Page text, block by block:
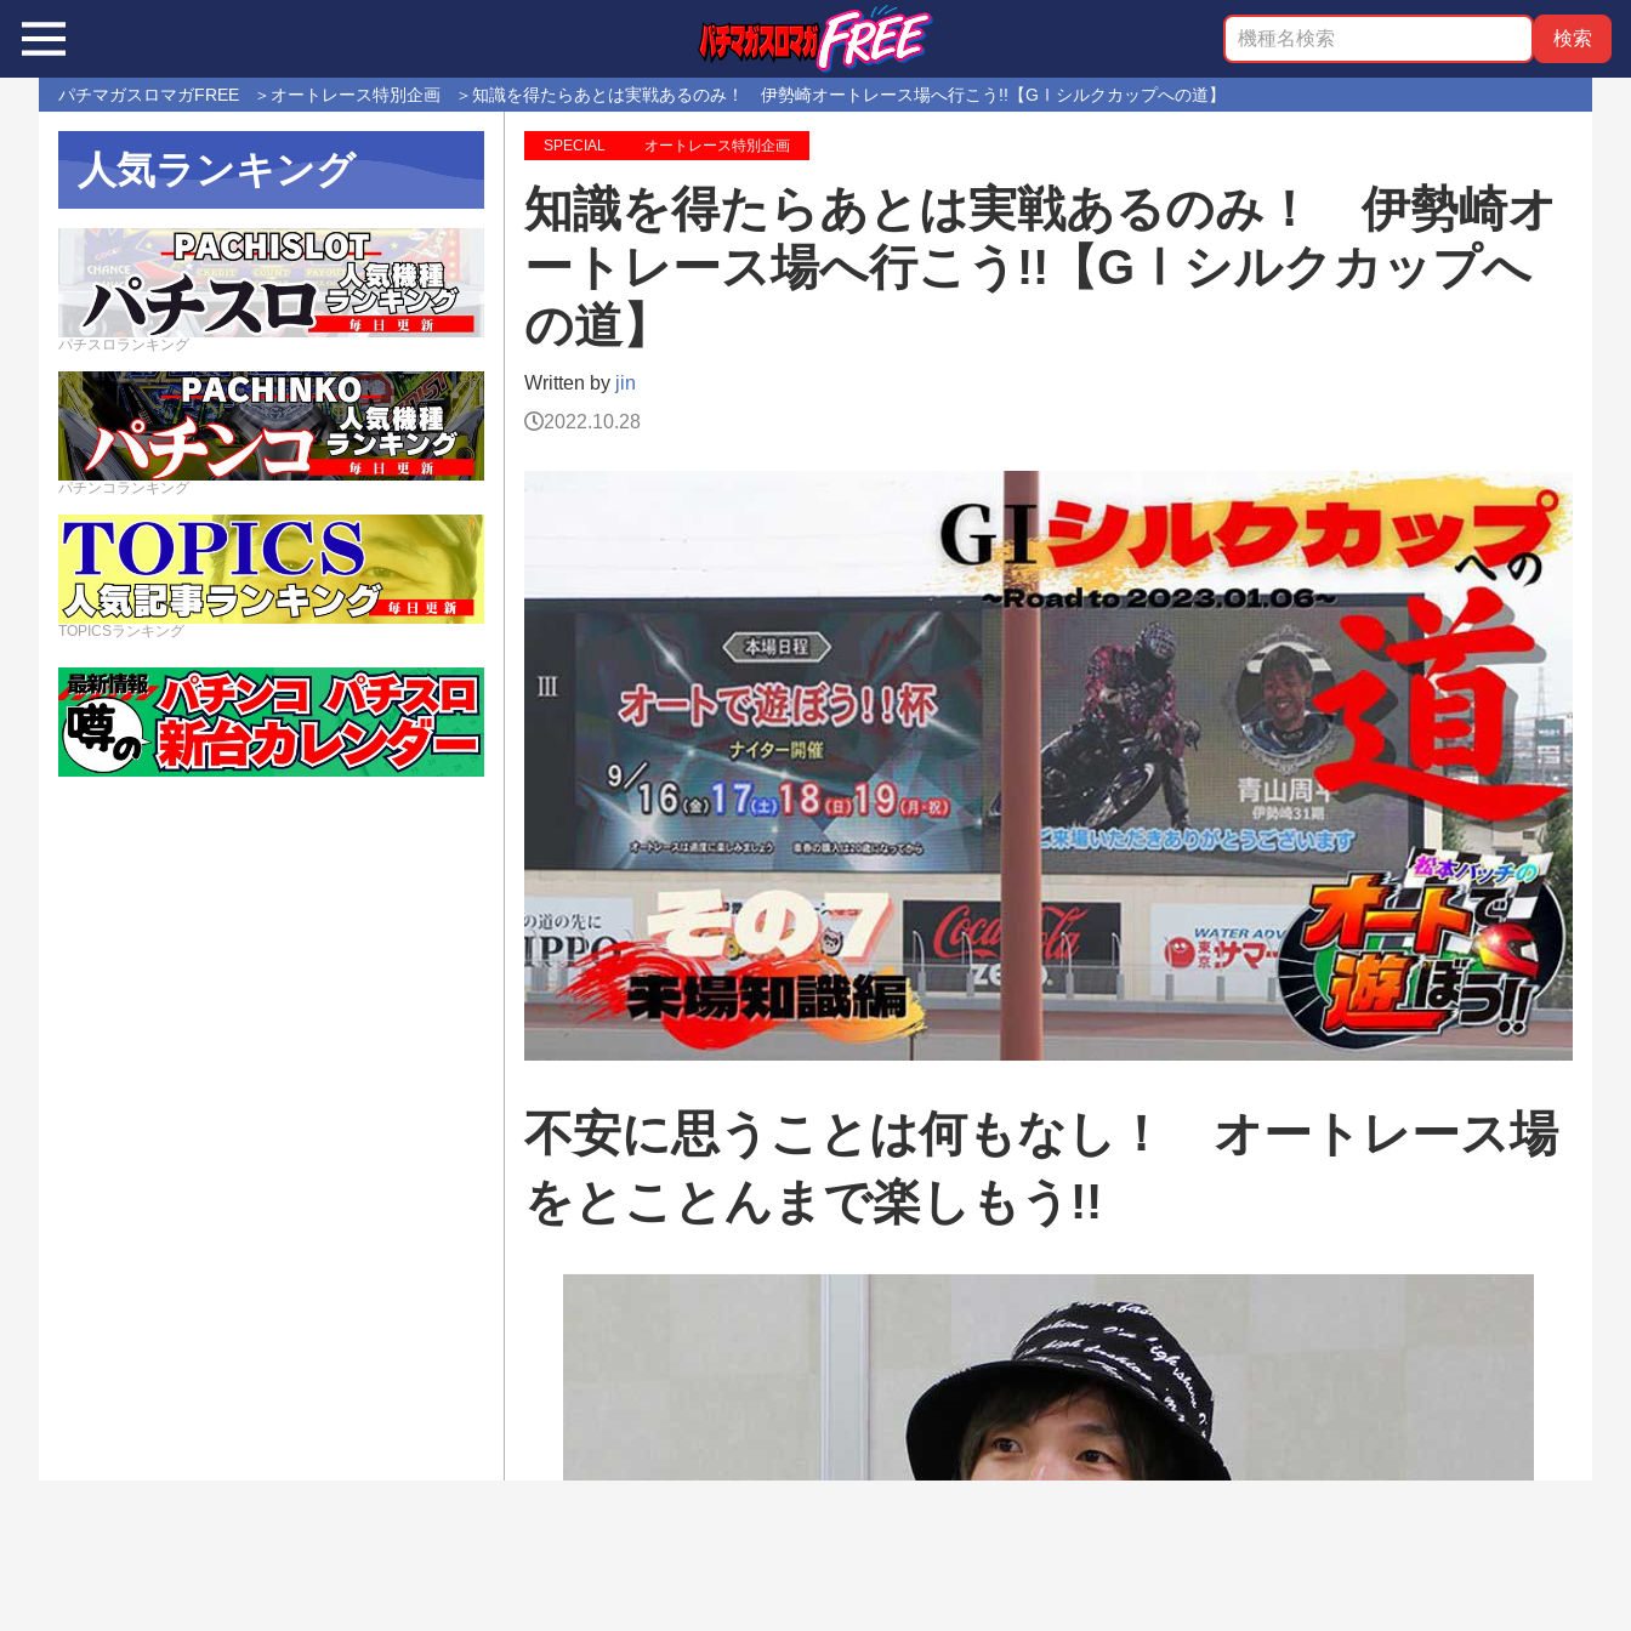
パチマガスロマガFREE オートレース特別企画 知識を得たらあとは実戦あるのみ！ 伊勢崎オートレース場へ行こう!!【GⅠシルクカップへの道】
SPECIAL オートレース特別企画
知識を得たらあとは実戦あるのみ！ 伊勢崎オ
ートレース場へ行こう!!【GⅠシルクカップへ
の道】
Written by jin
2022.10.28
不安に思うことは何もなし！ オートレース場
をとことんまで楽しもう!!
人気ランキング
パチスロランキング
パチンコランキング
TOPICSランキング